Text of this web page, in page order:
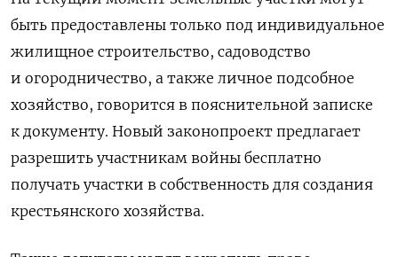
быть предоставлены только под индивидуальное
жилищное строительство, садоводство
и огородничество, а также личное подсобное
хозяйство, говорится в пояснительной записке
к документу. Новый законопроект предлагает
разрешить участникам войны бесплатно
получать участки в собственность для создания
крестьянского хозяйства.